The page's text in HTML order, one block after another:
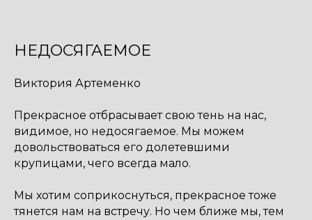
НЕДОСЯГАЕМОЕ
Виктория Артеменко
Прекрасное отбрасывает свою тень на нас,
видимое, но недосягаемое. Мы можем
довольствоваться его долетевшими
крупицами, чего всегда мало.
Мы хотим соприкоснуться, прекрасное тоже
тянется нам на встречу. Но чем ближе мы, тем